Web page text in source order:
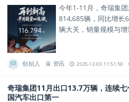
今年1-11月，奇瑞集
814,685辆，同比增长
辆大关，销量规模与
创始人 资讯 2025-12-03 11:51:50
奇瑞集团11月出口13.7万辆，连续
国汽车出口第一